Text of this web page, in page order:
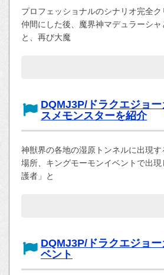
プロフェッショナルのシナリオ完全
仲間にした後、魔界神マデュラーシ
と、再び大魔
DQMJ3P/ドラクエジョ
スメモンスターを紹介
神獣界の各地の湿原トンネルに出現
場所、キングモーモンイベントで出
護者」と
DQMJ3P/ドラクエジョ
ベント